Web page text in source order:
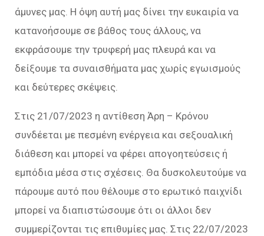
άμυνες μας. Η όψη αυτή μας δίνει την ευκαιρία να
κατανοήσουμε σε βάθος τους άλλους, να
εκφράσουμε την τρυφερή μας πλευρά και να
δείξουμε τα συναισθήματα μας χωρίς εγωισμούς
και δεύτερες σκέψεις.
Στις 21/07/2023 η αντίθεση Άρη – Κρόνου
συνδέεται με πεσμένη ενέργεια και σεξουαλική
διάθεση και μπορεί να φέρει απογοητεύσεις ή
εμπόδια μέσα στις σχέσεις. Θα δυσκολευτούμε να
πάρουμε αυτό που θέλουμε στο ερωτικό παιχνίδι
μπορεί να διαπιστώσουμε ότι οι άλλοι δεν
συμμερίζονται τις επιθυμίες μας. Στις 22/07/2023